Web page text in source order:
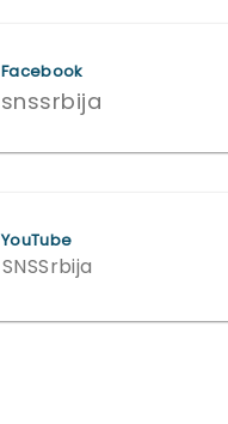
snssrbija
Facebook
SNSSrbija
YouTube